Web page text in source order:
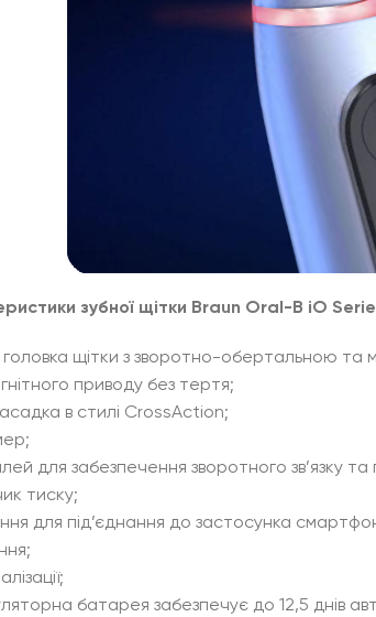
зубної щітки Braun Oral-B iO
щітки з зворотно-обертальною та
приводу без тертя;
в стилі CrossAction;
для забезпечення зворотного зв’язку
тиску;
для під’єднання до застосунка
батарея забезпечує до 12,5 днів